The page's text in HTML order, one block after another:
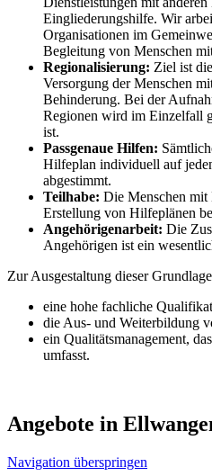
Eingliederungshilfe. Wir
Organisationen im
Begleitung von Menschen
Regionalisierung: Ziel ist
Versorgung der Menschen
Behinderung. Bei der
Regionen wird im Einzelfall
ist.
Passgenaue Hilfen:
Hilfeplan individuell auf
abgestimmt.
Teilhabe: Die Menschen mit
Erstellung von Hilfeplänen
Angehörigenarbeit: Die
Angehörigen ist ein
Zur Ausgestaltung dieser
eine hohe fachliche
die Aus- und Weiterbildung
ein Qualitätsmanagement,
umfasst.
Angebote in
Navigation überspringen